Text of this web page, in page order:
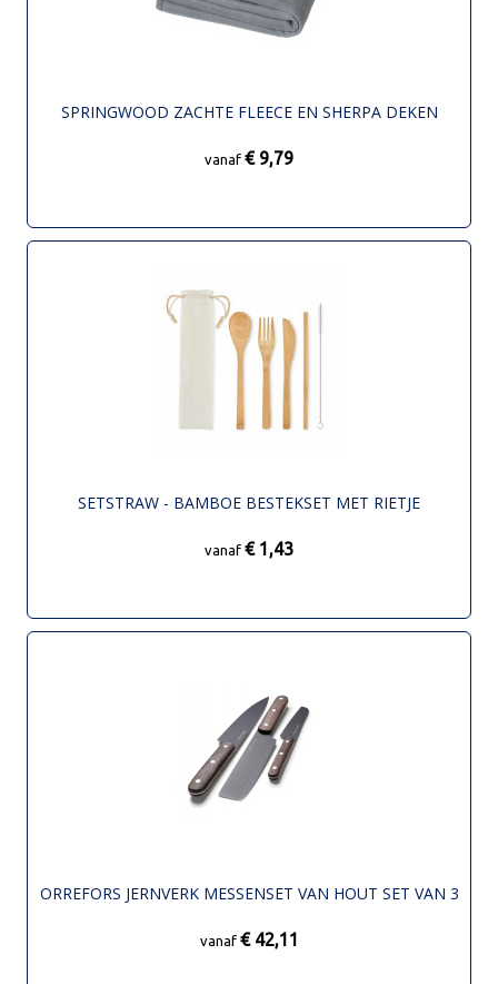
SPRINGWOOD ZACHTE FLEECE EN SHERPA DEKEN
vanaf € 9,79
SETSTRAW - BAMBOE BESTEKSET MET RIETJE
vanaf € 1,43
ORREFORS JERNVERK MESSENSET VAN HOUT SET VAN 3
vanaf € 42,11